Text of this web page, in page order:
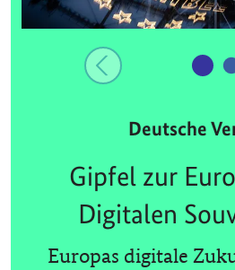
Deutsche
Gipfel zur
Digitalen
Europas digitale